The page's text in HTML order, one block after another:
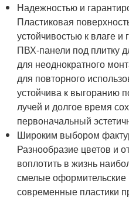
Надежностью и
Пластиковая
устойчивостью к влаге
ПВХ-панели под плитку
для неоднократного
для повторного
устойчива к выгоранию
лучей и долгое время
первоначальный
Широким выбором
Разнообразие цветов и
воплотить в жизнь
смелые
современные пластики